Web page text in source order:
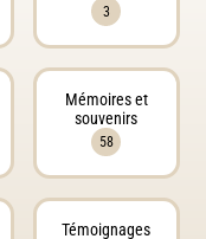
3
Mémoires et
souvenirs
58
Témoignages